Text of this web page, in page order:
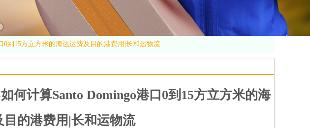
0到15方立方米的海运运费及目的港费用|长和运物流
何计算Santo Domingo港口0到15方立方米的海
目的港费用|长和运物流